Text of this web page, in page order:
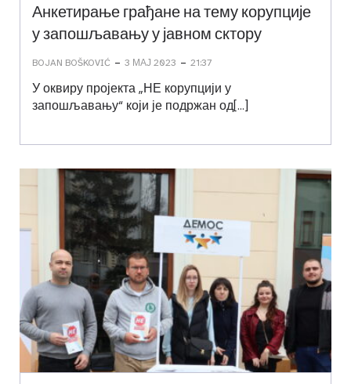
Анкетирање грађане на тему корупције
у запошљавању у јавном сктору
BOJAN BOŠKOVIĆ - 3 МАЈ 2023 - 21:37
У оквиру пројекта „НЕ корупцији у
запошљавању“ који је подржан од[…]